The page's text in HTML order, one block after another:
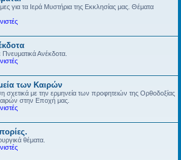
για τα Ιερά Μυστήρια της Εκκλησίας μας. Θέματα
Πνευματικά Ανέκδοτα.
των Καιρών
σχετικά με την ερμηνεία των προφητειών της Ορθοδοξίας
στην Εποχή μας.
θέματα.